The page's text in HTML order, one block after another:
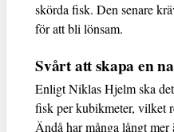
skörda fisk. Den senare
för att bli lönsam.
Svårt att skapa en
Enligt Niklas Hjelm ska
fisk per kubikmeter, vilket
Ändå har många långt mer